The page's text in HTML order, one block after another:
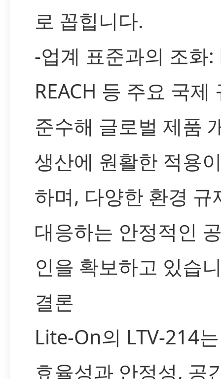
로 꼽힙니다.
-업계 표준과의 조화:
REACH 등 주요 국제
준수해 글로벌 제품
생산에 원활한 적용
하며, 다양한 환경 규
대응하는 안정적인
인을 확보하고 있습
결론
Lite-On의 LTV-214
효율성과 안정성, 공